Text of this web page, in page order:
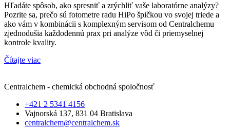
Hľadáte spôsob, ako spresniť a zrýchliť vaše laboratórne analýzy?
Pozrite sa, prečo sú fotometre radu HiPo špičkou vo svojej triede a
ako vám v kombinácii s komplexným servisom od Centralchemu
zjednodušia každodennú prax pri analýze vôd či priemyselnej
kontrole kvality.
Čítajte viac
Centralchem - chemická obchodná spoločnosť
+421 2 5341 4156
Vajnorská 137, 831 04 Bratislava
centralchem@centralchem.sk